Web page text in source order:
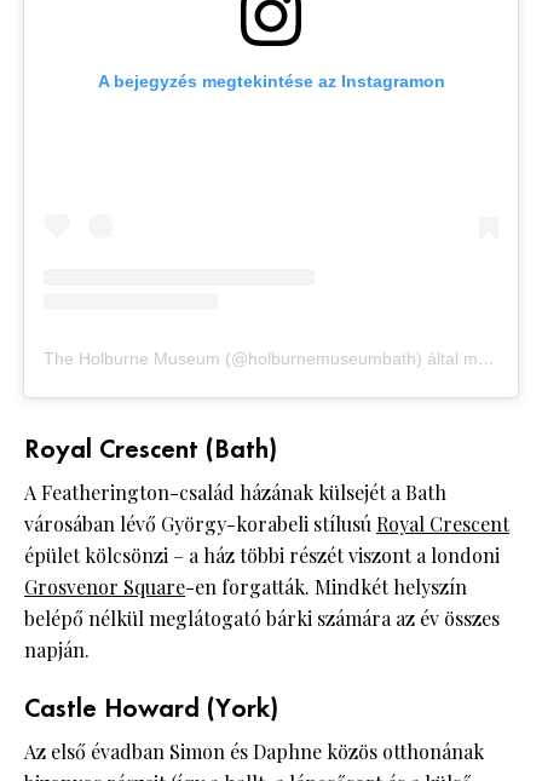
A bejegyzés megtekintése az Instagramon
The Holburne Museum (@holburnemuseumbath) által megosztott bejegyzés
Royal Crescent (Bath)
A Featherington-család házának külsejét a Bath
városában lévő György-korabeli stílusú Royal Crescent
épület kölcsönzi – a ház többi részét viszont a londoni
Grosvenor Square-en forgatták. Mindkét helyszín
belépő nélkül meglátogató bárki számára az év összes
napján.
Castle Howard (York)
Az első évadban Simon és Daphne közös otthonának